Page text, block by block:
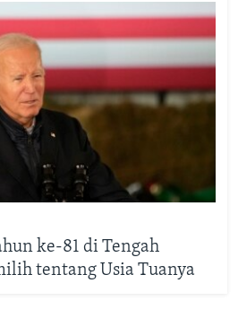
ke-81 di Tengah
tentang Usia Tuanya